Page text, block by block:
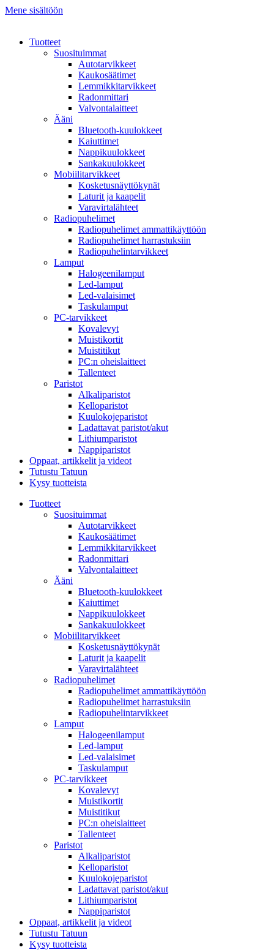
Mene sisältöön
Tuotteet
Suosituimmat
Autotarvikkeet
Kaukosäätimet
Lemmikkitarvikkeet
Radonmittari
Valvontalaitteet
Ääni
Bluetooth-kuulokkeet
Kaiuttimet
Nappikuulokkeet
Sankakuulokkeet
Mobiilitarvikkeet
Kosketusnäyttökynät
Laturit ja kaapelit
Varavirtalähteet
Radiopuhelimet
Radiopuhelimet ammattikäyttöön
Radiopuhelimet harrastuksiin
Radiopuhelintarvikkeet
Lamput
Halogeenilamput
Led-lamput
Led-valaisimet
Taskulamput
PC-tarvikkeet
Kovalevyt
Muistikortit
Muistitikut
PC:n oheislaitteet
Tallenteet
Paristot
Alkaliparistot
Kelloparistot
Kuulokojeparistot
Ladattavat paristot/akut
Lithiumparistot
Nappiparistot
Oppaat, artikkelit ja videot
Tutustu Tatuun
Kysy tuotteista
Tuotteet
Suosituimmat
Autotarvikkeet
Kaukosäätimet
Lemmikkitarvikkeet
Radonmittari
Valvontalaitteet
Ääni
Bluetooth-kuulokkeet
Kaiuttimet
Nappikuulokkeet
Sankakuulokkeet
Mobiilitarvikkeet
Kosketusnäyttökynät
Laturit ja kaapelit
Varavirtalähteet
Radiopuhelimet
Radiopuhelimet ammattikäyttöön
Radiopuhelimet harrastuksiin
Radiopuhelintarvikkeet
Lamput
Halogeenilamput
Led-lamput
Led-valaisimet
Taskulamput
PC-tarvikkeet
Kovalevyt
Muistikortit
Muistitikut
PC:n oheislaitteet
Tallenteet
Paristot
Alkaliparistot
Kelloparistot
Kuulokojeparistot
Ladattavat paristot/akut
Lithiumparistot
Nappiparistot
Oppaat, artikkelit ja videot
Tutustu Tatuun
Kysy tuotteista